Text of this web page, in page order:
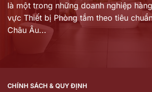
là một trong những doanh nghiệp
vực Thiết bị Phòng tắm theo tiêu
Châu Âu...
CHÍNH SÁCH & QUY ĐỊNH